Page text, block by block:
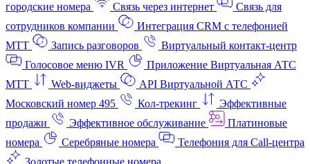
городские номера
Связь через интернет
Связь для
сотрудников компании
Интеграция CRM с телефонией
МТТ
Запись разговоров
Виртуальный контакт‑центр
Голосовое меню IVR
Приложение Виртуальная АТС
МТТ
Web-виджеты
API Виртуальной АТС
Московский номер 495
Кол-трекинг
Эффективные
продажи
Эффективное обслуживание
Платиновые
номера
Серебряные номера
Телефония для Call-центра
Золотые телефонные номера